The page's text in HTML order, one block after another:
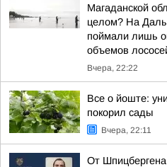
Магаданской
целом? На
поймали лишь
объемов
Вчера, 22:22
Все о йоште:
покорил сады
Вчера, 22:11
От